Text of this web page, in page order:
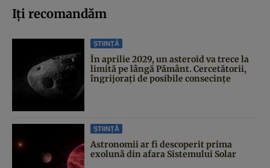
Iți recomandăm
ȘTIINȚĂ
În aprilie 2029, un asteroid va trece la
limită pe lângă Pământ. Cercetătorii,
îngrijorați de posibile consecințe
ȘTIINȚĂ
Astronomii ar fi descoperit prima
exolună din afara Sistemului Solar